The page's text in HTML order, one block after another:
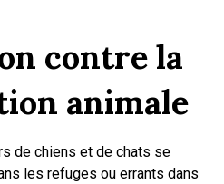
contre la
animale
de chiens et de chats se
les refuges ou errants dans